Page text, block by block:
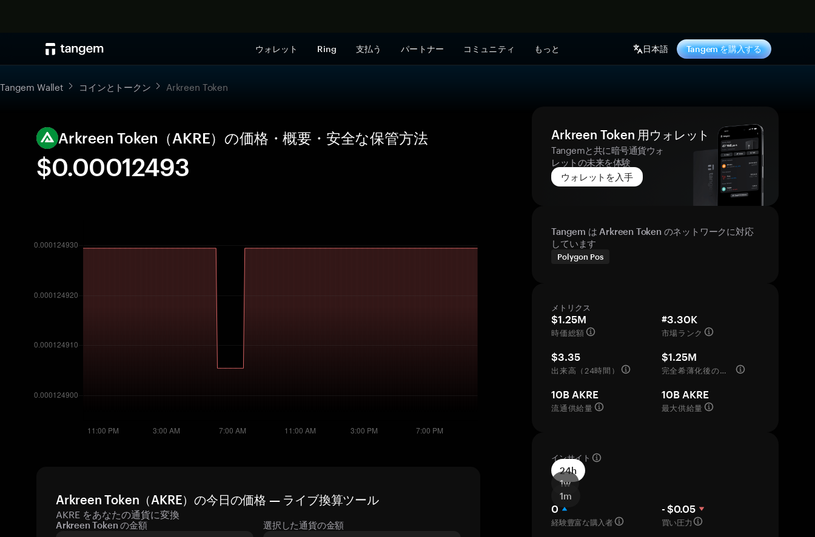
ウォレット Ring 支払う パートナー コミュニティ もっと 日本語 Tangem を購入する
Tangem Wallet コインとトークン Arkreen Token
Arkreen Token（AKRE）の価格・概要・安全な保管方法
$0.00012493
Arkreen Token（AKRE）の今日の価格 — ライブ換算ツール
AKRE をあなたの通貨に変換
Arkreen Token の金額 選択した通貨の金額
Arkreen Token 用ウォレット
Tangemと共に暗号通貨ウォ
レットの未来を体験
ウォレットを入手
Tangem は Arkreen Token のネットワークに対応
しています
Polygon Pos
メトリクス
$1.25M
時価総額
#3.30K
市場ランク
$3.35
出来高（24時間）
$1.25M
完全希薄化後の評価額
10B AKRE
流通供給量
10B AKRE
最大供給量
インサイト
24h
1w
1m
0
経験豊富な購入者
- $0.05
買い圧力